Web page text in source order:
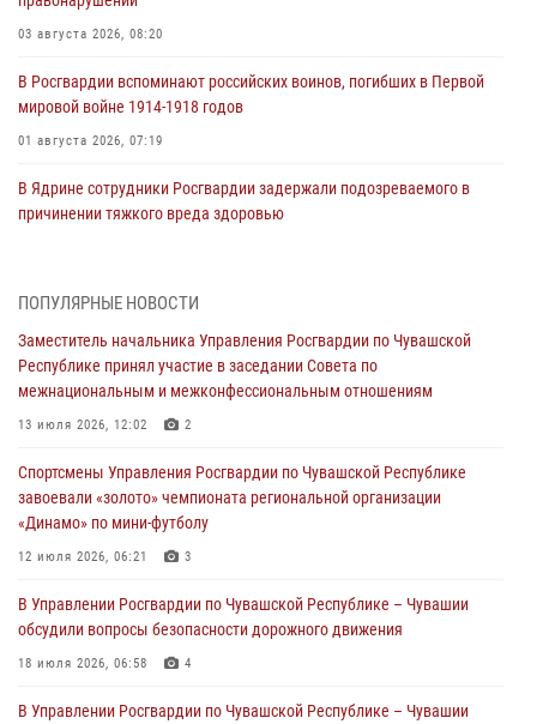
03 августа 2026, 08:20
В Росгвардии вспоминают российских воинов, погибших в Первой
мировой войне 1914-1918 годов
01 августа 2026, 07:19
В Ядрине сотрудники Росгвардии задержали подозреваемого в
причинении тяжкого вреда здоровью
1 августа – День дежурной службы войск национальной гвардии
Директор Росгвардии Герой России генерал армии Виктор Золотов
поздравил специалистов подразделений тыла с профессиональным
01 августа 2026, 00:01
В Чебоксарах при участии спецназа Росгвардии изъята крупная
партия немаркированной никотиносодержащей продукции (видео)
Сотрудник вневедомственной охраны Росгвардии рассказал
корреспонденту Издательского дома «Хыпар» о службе в ВДВ
ПОПУЛЯРНЫЕ НОВОСТИ
Заместитель начальника Управления Росгвардии по Чувашской
Республике принял участие в заседании Совета по
межнациональным и межконфессиональным отношениям
13 июля 2026, 12:02 2
Спортсмены Управления Росгвардии по Чувашской Республике
завоевали «золото» чемпионата региональной организации
«Динамо» по мини-футболу
12 июля 2026, 06:21 3
В Управлении Росгвардии по Чувашской Республике – Чувашии
обсудили вопросы безопасности дорожного движения
18 июля 2026, 06:58 4
В Управлении Росгвардии по Чувашской Республике – Чувашии